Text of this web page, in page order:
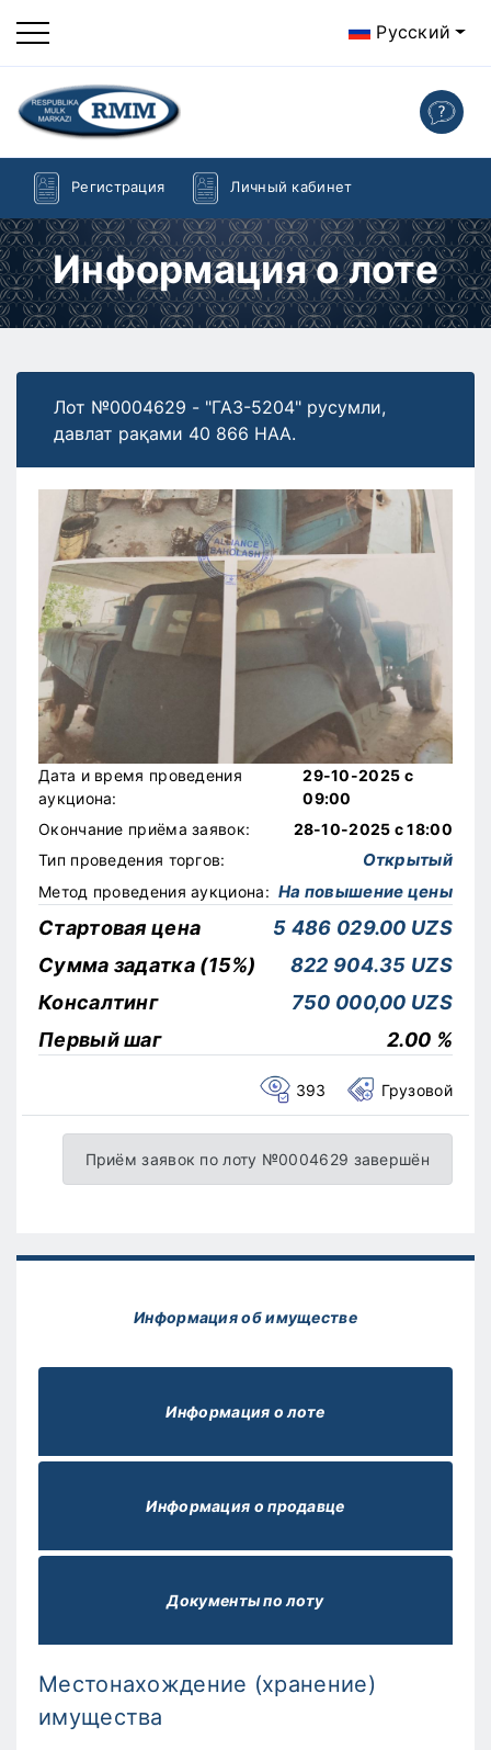
Русский
Регистрация Личный кабинет
Информация о лоте
Лот №0004629 - "ГАЗ-5204" русумли,
давлат рақами 40 866 НАА.
Дата и время проведения
аукциона:
29-10-2025 с
09:00
Окончание приёма заявок:
28-10-2025 с 18:00
Тип проведения торгов:
Открытый
Метод проведения аукциона: На повышение цены
Стартовая цена
5 486 029.00 UZS
Сумма задатка (15%)
822 904.35 UZS
Консалтинг
750 000,00 UZS
Первый шаг
2.00 %
393 Грузовой
Приём заявок по лоту №0004629 завершён
Информация об имуществе
Информация о лоте
Информация о продавце
Документы по лоту
Местонахождение (хранение)
имущества